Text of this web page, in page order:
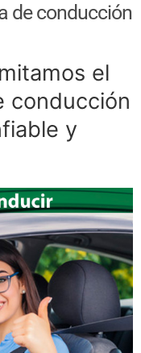
+
C2
de
de conducción
el
conducción
y